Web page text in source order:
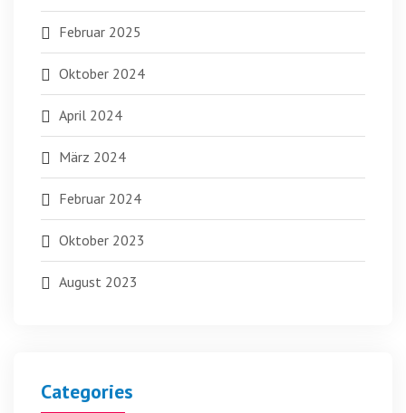
Februar 2025
Oktober 2024
April 2024
März 2024
Februar 2024
Oktober 2023
August 2023
Categories